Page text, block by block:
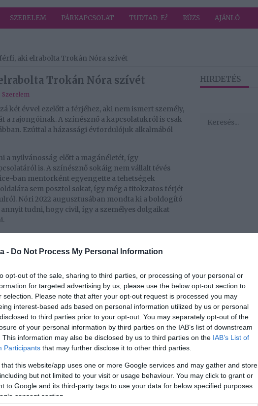
- Do Not Process My Personal Information
opt-out of the sale, sharing to third parties, or processing of your personal or
for targeted advertising by us, please use the below opt-out section to
selection. Please note that after your opt-out request is processed you may
interest-based ads based on personal information utilized by us or personal
to third parties prior to your opt-out. You may separately opt-out of the
of your personal information by third parties on the IAB’s list of downstream
This information may also be disclosed by us to third parties on the IAB’s List of
Participants that may further disclose it to other third parties.
that this website/app uses one or more Google services and may gather and store
but not limited to your visit or usage behaviour. You may click to grant or
to Google and its third-party tags to use your data for below specified purposes
consent section.
SZERELEM PÁRKAPCSOLAT TUDTAD-E? RÚZS AJÁNLÓ
férfi, aki elrabolta Trokán Nóra szívét
Trokán Nóra szívét
Szerelem
két évvel ezelőtt a férjéhez, aki nem ismert személy,
a rajongóinak. A színésznő a kapcsolatukról is csak
Ezúttal a házassági évfordulójuk alkalmából
nyilvánosság előtt a magánéletét, így
is. A színésznő sokáig nem vállalt tévés
ban mentorként egyengette a tehetségek
sem posztol sokat, így még a titokzatos férjét
Nóri 2022 augusztusában mondta ki a boldogító
tudni, hogy civil, így a személyes dolgaikat
kapcsolatom van, amiben a másik is olyan, mint
vagyunk" - ecsetelte boldogan korábban.
az államalapítás ünnepén keltek egybe, vagyis
A csinos színésznő most először mutatta
ki, mint egy igazi szőke herceg. Ráadásul egy olyan
oltár elé, amelyen lovak is szerepelnek, így még
Femina .
HIRDETÉS